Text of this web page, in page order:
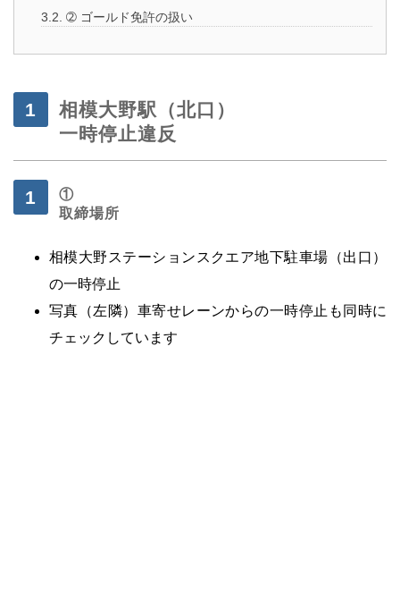
3.2. ➁ ゴールド免許の扱い
相模大野駅（北口）
一時停止違反
①
取締場所
相模大野ステーションスクエア地下駐車場（出口）
の一時停止
写真（左隣）車寄せレーンからの一時停止も同時に
チェックしています